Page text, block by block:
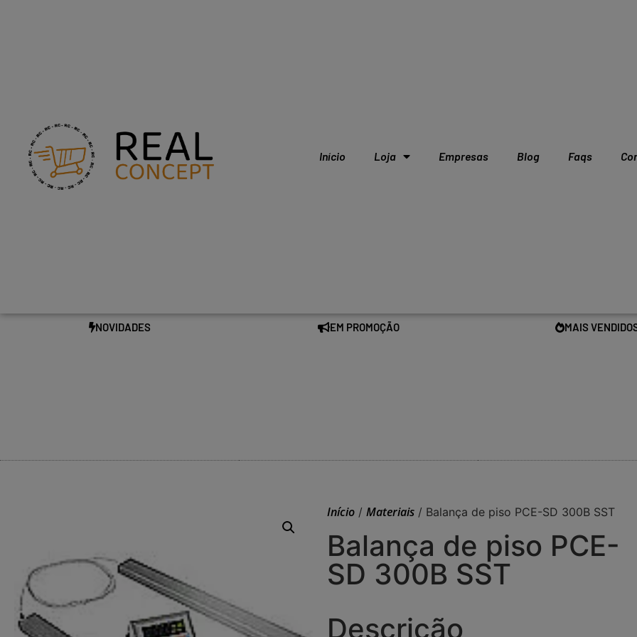
Início Loja Empresas Blog Faqs
NOVIDADES EM PROMOÇÃO MAIS
Início / Materiais / Balança de piso PCE-SD 300B SST
Balança de piso PCE-
SD 300B SST
Descrição